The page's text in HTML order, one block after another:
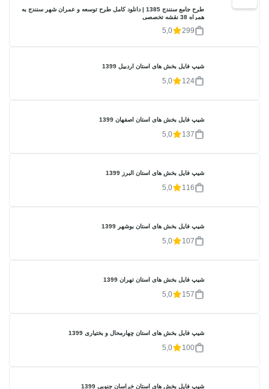
طرح جامع سنندج 1385 | دانلود کامل طرح توسعه و عمران شهر سنندج به
همراه 38 نقشه تخصصی
299
5,0
شیپ فایل بخش های استان اردبیل 1399
124
5,0
شیپ فایل بخش های استان اصفهان 1399
137
5,0
شیپ فایل بخش های استان البرز 1399
116
5,0
شیپ فایل بخش های استان بوشهر 1399
107
5,0
شیپ فایل بخش های استان تهران 1399
157
5,0
شیپ فایل بخش های استان چهارمحال و بختیاری 1399
100
5,0
شیپ فایل بخش های استان خراسان جنوبی 1399